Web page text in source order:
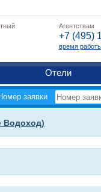
Агентствам
+7 (495)
время
Отели
заявки
Водоход)